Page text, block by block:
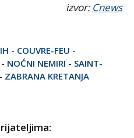
izvor:Cnews
- COUVRE-FEU -
- NOĆNI NEMIRI - SAINT-
- ZABRANA KRETANJA